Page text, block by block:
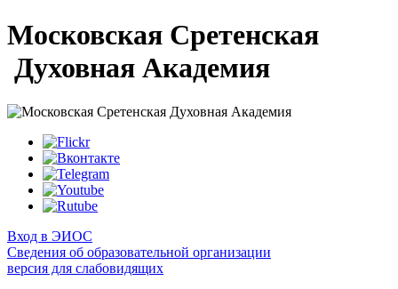
Московская Сретенская
Духовная Академия
Вход в ЭИОС
Сведения об образовательной организации
версия для слабовидящих